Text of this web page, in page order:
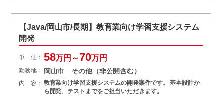
【Java/岡山市/長期】教育業向け学習支援システム
開発
単 価： 58万円～70万円
勤務地： 岡山市 その他（非公開含む）
内 容： 教育業向け学習支援システムの開発案件です。 基本設計か
ら開発、テストまでをご担当いただきます。